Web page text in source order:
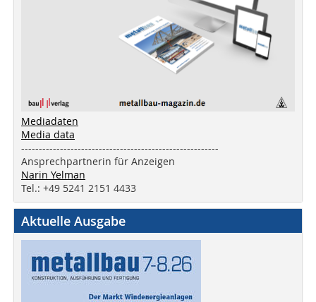
Mediadaten
Media data
--------------------------------------------------------
Ansprechpartnerin für Anzeigen
Narin Yelman
Tel.: +49 5241 2151 4433
Aktuelle Ausgabe